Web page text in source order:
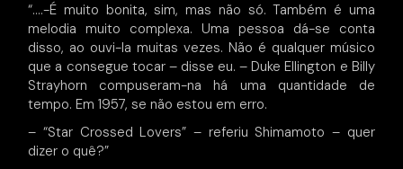
“….-É muito bonita, sim, mas não só. Também é uma
melodia muito complexa. Uma pessoa dá-se conta
disso, ao ouvi-la muitas vezes. Não é qualquer músico
que a consegue tocar – disse eu. – Duke Ellington e Billy
Strayhorn compuseram-na há uma quantidade de
tempo. Em 1957, se não estou em erro.
– “Star Crossed Lovers” – referiu Shimamoto – quer
dizer o quê?”